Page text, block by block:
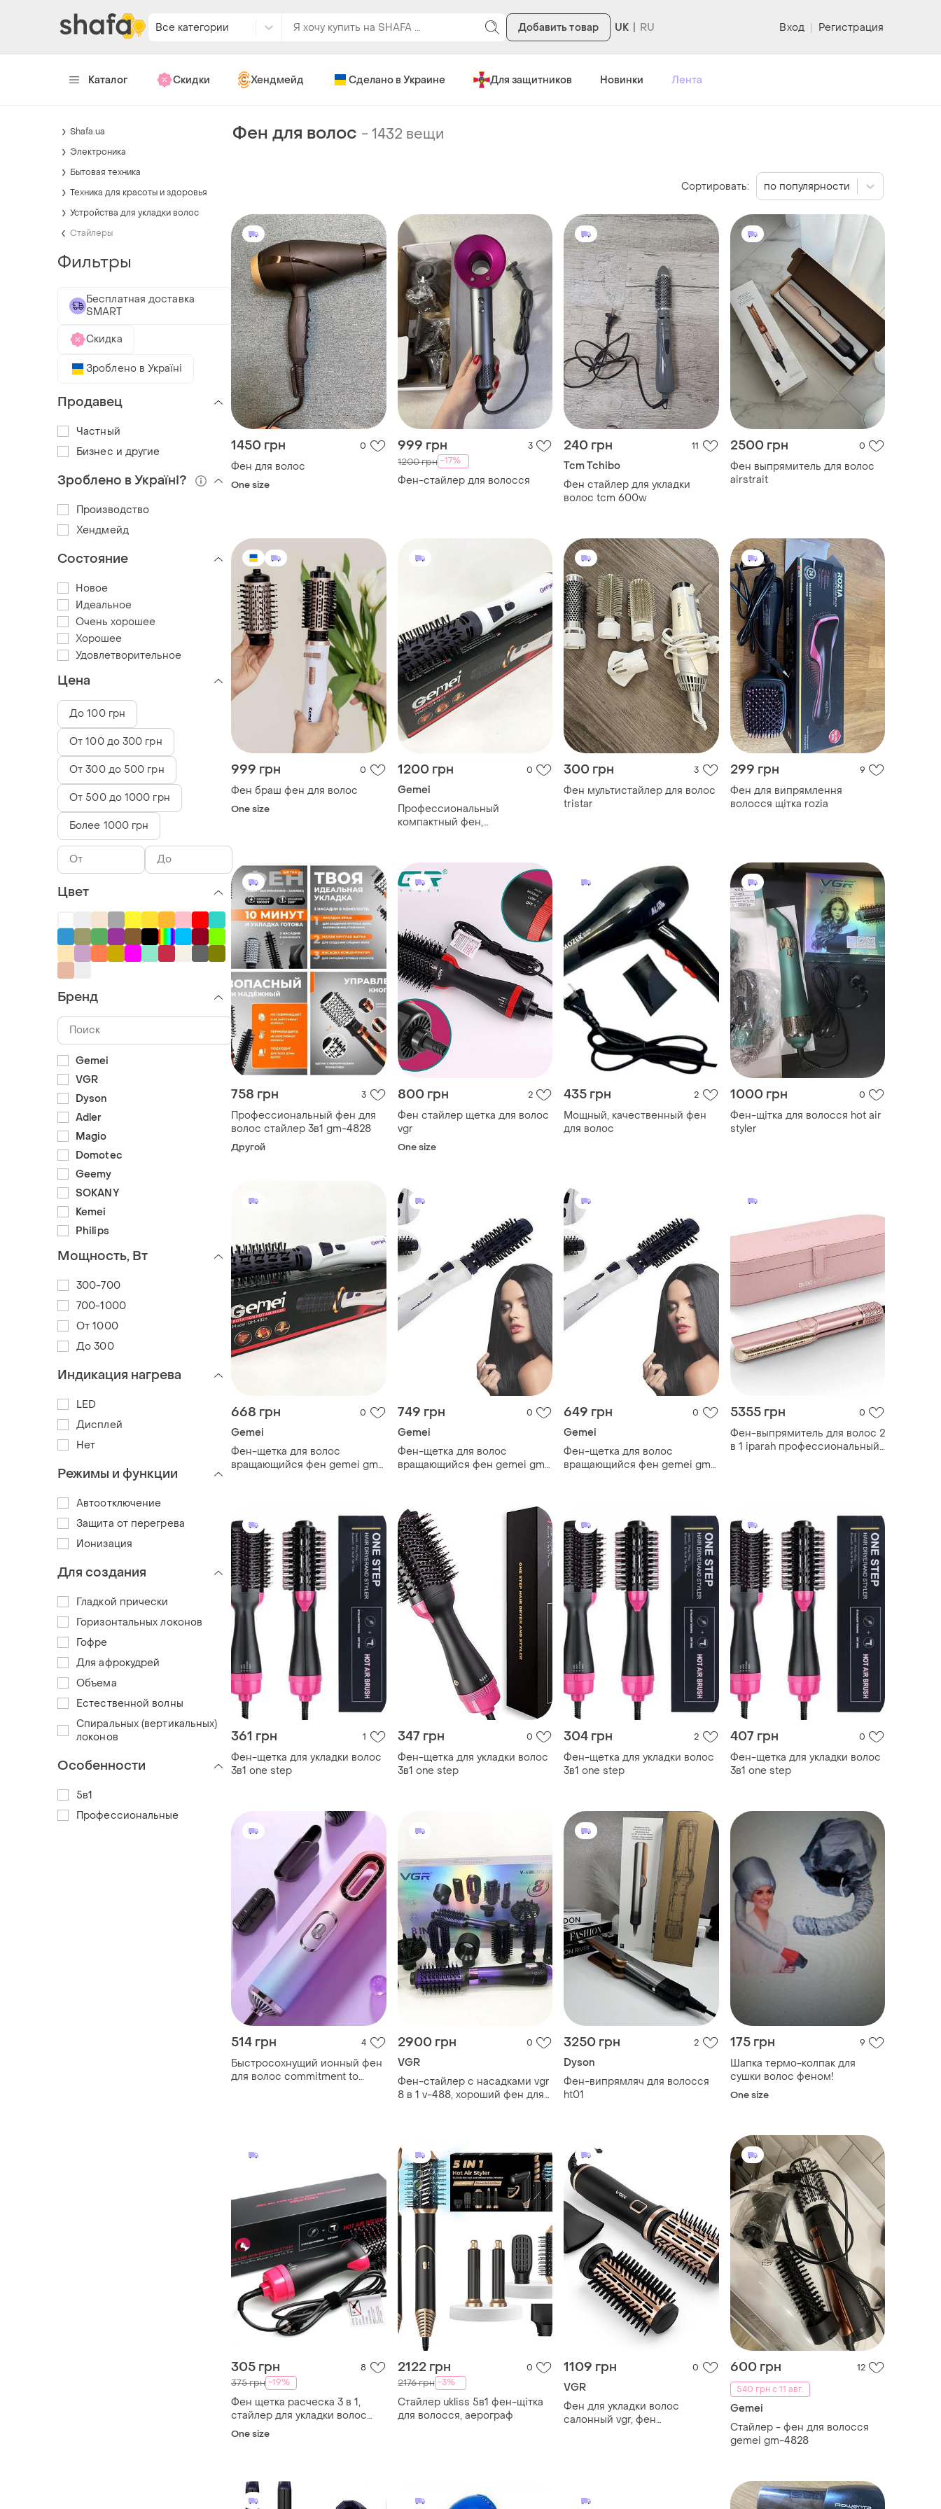
Все категории Добавить товар UK Вход | Регистрация
Каталог Скидки Хендмейд Сделано в Украине Для защитников Новинки Лента
Фен для волос -1432 вещи
1450 грн 0
Фен для волос
One size
999 грн 3
1200 грн -17%
Фен-стайлер для волосся
240 грн 11
Tcm Tchibo
Фен стайлер для укладки
волос tcm 600w
2500 грн 0
Фен выпрямитель для волос
airstrait
999 грн 0
Фен браш фен для волос
One size
1200 грн 0
Gemei
Профессиональный
компактный фен,
300 грн 3
Фен мультистайлер для волос
tristar
299 грн 9
Фен для випрямлення
волосся щітка rozia
758 грн 3
Профессиональный фен для
волос стайлер 3в1 gm-4828
Другой
800 грн 2
Фен стайлер щетка для волос
vgr
One size
435 грн 2
Мощный, качественный фен
для волос
1000 грн 0
Фен-щітка для волосся hot air
styler
668 грн 0
Gemei
Фен-щетка для волос
вращающийся фен gemei gm-
749 грн 0
Gemei
Фен-щетка для волос
вращающийся фен gemei gm-
649 грн 0
Gemei
Фен-щетка для волос
вращающийся фен gemei gm-
5355 грн 0
Фен-выпрямитель для волос 2
в 1 iparah профессиональный
361 грн 1
Фен-щетка для укладки волос
3в1 one step
347 грн 0
Фен-щетка для укладки волос
3в1 one step
304 грн 2
Фен-щетка для укладки волос
3в1 one step
407 грн 0
Фен-щетка для укладки волос
3в1 one step
514 грн 4
Быстросохнущий ионный фен
для волос commitment to
2900 грн 0
VGR
Фен-стайлер с насадками vgr
8 в 1 v-488, хороший фен для
3250 грн 2
Dyson
Фен-випрямляч для волосся
ht01
175 грн 9
Шапка термо-колпак для
сушки волос феном!
One size
305 грн 8
375 грн -19%
Фен щетка расческа 3 в 1,
стайлер для укладки волос
one step
One size
2122 грн 0
2176 грн -3%
Стайлер ukliss 5в1 фен-щітка
для волосся, аерограф
1109 грн 0
VGR
Фен для укладки волос
салонный vgr, фен
600 грн
12
540 грн с 11 авг.
Gemei
Стайлер - фен для волосся
gemei gm-4828
Сортировать: по популярности
Shafa.ua
Электроника
Бытовая техника
Техника для красоты и здоровья
Устройства для укладки волос
Стайлеры
Фильтры
Бесплатная доставка
SMART
Скидка
Зроблено в Україні
Продавец
Частный
Бизнес и другие
Зроблено в Україні?
Производство
Хендмейд
Состояние
Новое
Идеальное
Очень хорошее
Хорошее
Удовлетворительное
Цена
До 100 грн
От 100 до 300 грн
От 300 до 500 грн
От 500 до 1000 грн
Более 1000 грн
Цвет
Бренд
Gemei
VGR
Dyson
Adler
Magio
Domotec
Geemy
SOKANY
Kemei
Philips
Мощность, Вт
300-700
700-1000
От 1000
До 300
Индикация нагрева
LED
Дисплей
Нет
Режимы и функции
Автоотключение
Защита от перегрева
Ионизация
Для создания
Гладкой прически
Горизонтальных локонов
Гофре
Для афрокудрей
Объема
Естественной волны
Спиральных (вертикальных)
локонов
Особенности
5в1
Профессиональные